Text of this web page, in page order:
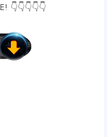
👇👇👇👇👇